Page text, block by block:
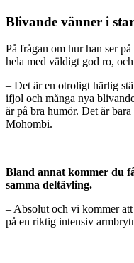
Blivande vänner i
På frågan om hur han ser
hela med väldigt god ro,
– Det är en otroligt härlig
ifjol och många nya
är på bra humör. Det är
Mohombi.
Bland annat kommer du
samma deltävling.
– Absolut och vi kommer
på en riktig intensiv